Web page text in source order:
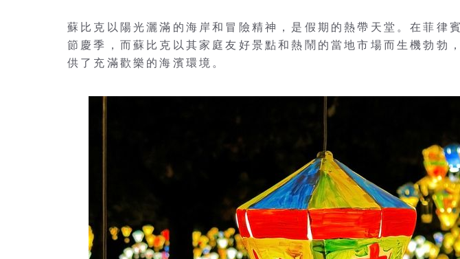
蘇比克以陽光灑滿的海岸和冒險精神，是假期的熱帶天堂。在菲律
節慶季，而蘇比克以其家庭友好景點和熱鬧的當地市場而生機勃勃
供了充滿歡樂的海濱環境。